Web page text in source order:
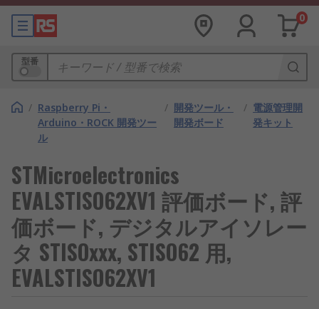
0
型番
/ Raspberry Pi・
Arduino・ROCK 開発ツー
ル
/ 開発ツール・
開発ボード
/ 電源管理開
発キット
STMicroelectronics
EVALSTISO62XV1 評価ボード, 評
価ボード, デジタルアイソレー
タ STISOxxx, STISO62 用,
EVALSTISO62XV1